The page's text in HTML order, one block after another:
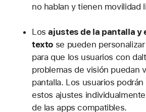
no hablan y tienen movilidad
Losajustes de la pantalla y
texto se pueden
para que los usuarios con
problemas de visión puedan
pantalla. Los usuarios
estos ajustes
de las apps compatibles.